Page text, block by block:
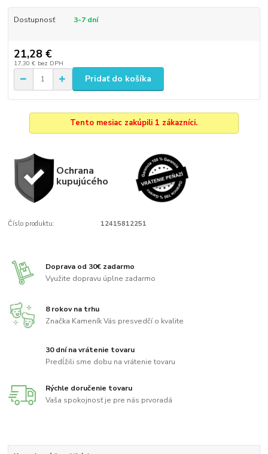
Dostupnosť 3-7 dní
21,28 €
17,30 € bez DPH
Pridať do košíka
Tento mesiac zakúpili 1 zákazníci.
Ochrana
kupujúcého
Číslo produktu: 12415812251
Doprava od 30€ zadarmo
Využite dopravu úplne zadarmo
8 rokov na trhu
Značka Kameník Vás presvedčí o kvalite
30 dní na vrátenie tovaru
Predĺžili sme dobu na vrátenie tovaru
Rýchle doručenie tovaru
Vaša spokojnosť je pre nás prvoradá